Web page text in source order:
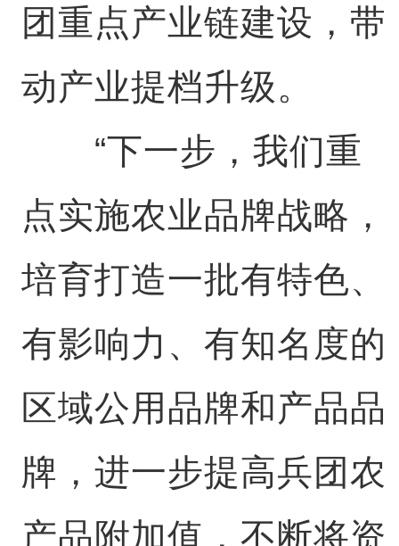
团重点产业链建设，带
动产业提档升级。
“下一步，我们重
点实施农业品牌战略，
培育打造一批有特色、
有影响力、有知名度的
区域公用品牌和产品品
牌，进一步提高兵团农
产品附加值，不断将资